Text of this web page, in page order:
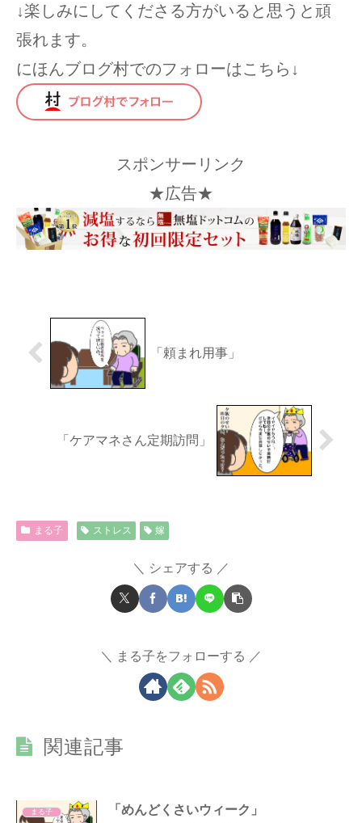
↓楽しみにしてくださる方がいると思うと頑
張れます。
にほんブログ村でのフォローはこちら↓
スポンサーリンク
★広告★
「頼まれ用事」
「ケアマネさん定期訪問」
まる子 ストレス 嫁
シェアする
まる子をフォローする
関連記事
まる子 「めんどくさいウィーク」